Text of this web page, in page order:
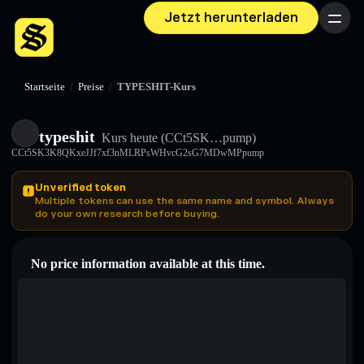
Jetzt herunterladen Menü
Startseite / Preise / TYPESHIT-Kurs
typeshit Kurs heute (CCt5SK…pump)
CCt5SK3K8QKxeJJf7xf3nMLRPsWHvcG2sG7MDwMPpump
Unverified token
Multiple tokens can use the same name and symbol. Always
do your own research before buying.
No price information available at this time.